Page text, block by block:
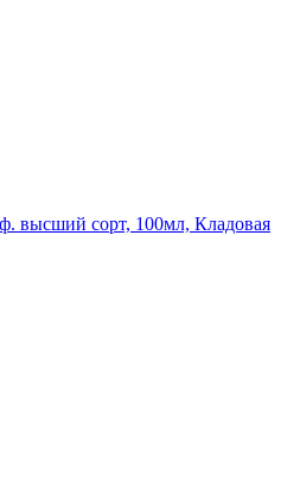
высший сорт, 100мл, Кладовая